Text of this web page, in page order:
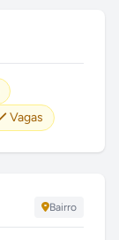
Vagas
Bairro